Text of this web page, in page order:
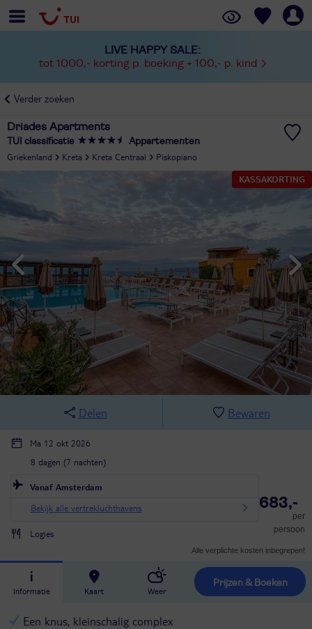
LIVE HAPPY SALE:
tot 1000,- korting p. boeking + 100,- p. kind
Verder zoeken
Driades Apartments
TUI classificatie Appartementen
Griekenland Kreta Kreta Centraal
Piskopiano
KASSAKORTING
Delen Bewaren
Ma 12 okt 2026
8 dagen (7 nachten)
Vanaf Amsterdam
Bekijk alle vertrekluchthavens
Logies
683,-
per
persoon
Alle verplichte kosten inbegrepen!
Informatie Kaart Weer
Prijzen & Boeken
Een knus, kleinschalig complex